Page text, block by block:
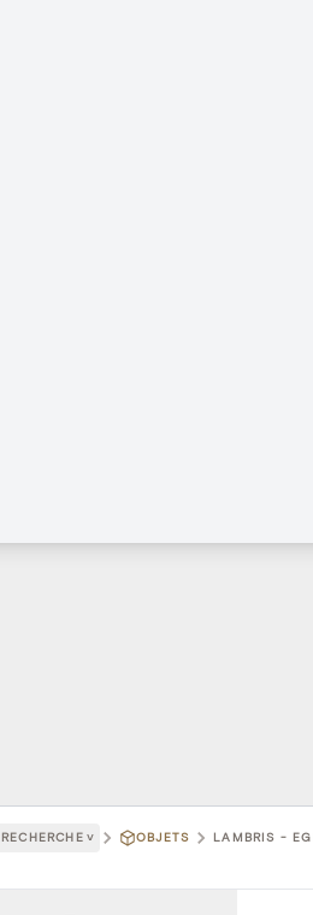
RECHERCHE ˅ OBJETS LAMBRIS -